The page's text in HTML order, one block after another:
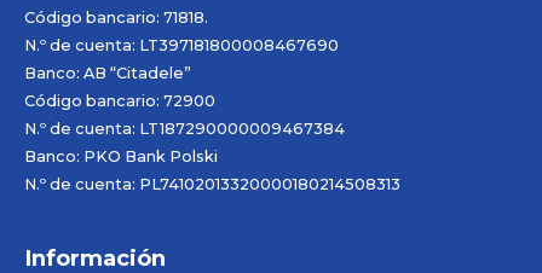
Código bancario: 71818.
N.º de cuenta: LT397181800008467690
Banco: AB “Citadele”
Código bancario: 72900
N.º de cuenta: LT187290000009467384
Banco: PKO Bank Polski
N.º de cuenta: PL74102013320000180214508313
Información